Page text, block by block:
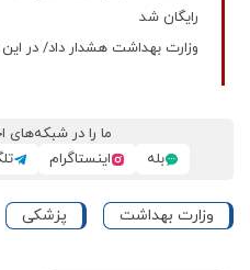
رایگان شد
وزارت بهداشت هشدار داد/ در
ما را در شبکه‌های
بله
اینستاگرام
وزارت بهداشت پزشکی